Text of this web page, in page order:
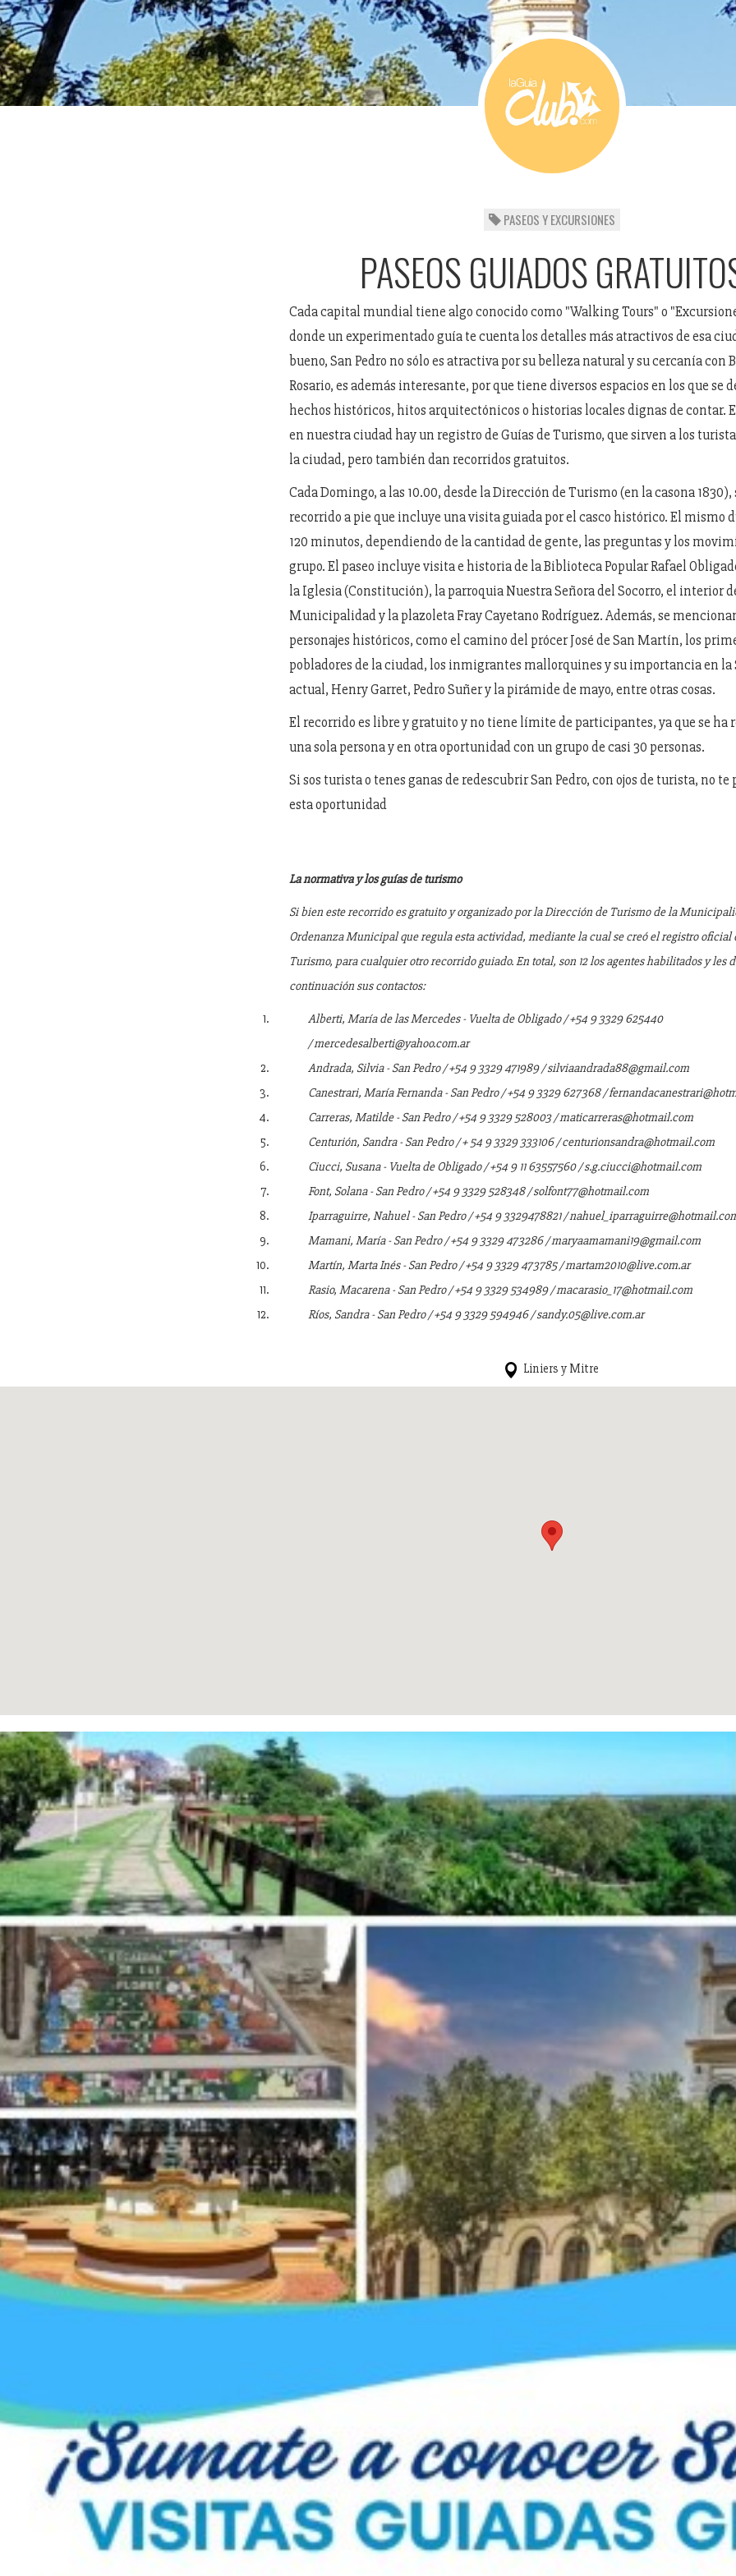
PASEOS Y EXCURSIONES
PASEOS GUIADOS
Cada capital mundial tiene algo conocido como "Walking Tours" o
donde un experimentado guía te cuenta los detalles más atractivos de esa
bueno, San Pedro no sólo es atractiva por su belleza natural y su cercanía con
Rosario, es además interesante, por que tiene diversos espacios en los que se
hechos históricos, hitos arquitectónicos o historias locales dignas de contar.
en nuestra ciudad hay un registro de Guías de Turismo, que sirven a los
la ciudad, pero también dan recorridos gratuitos.
Cada Domingo, a las 10.00, desde la Dirección de Turismo (en la casona 1830),
recorrido a pie que incluye una visita guiada por el casco histórico. El mismo
120 minutos, dependiendo de la cantidad de gente, las preguntas y los
grupo. El paseo incluye visita e historia de la Biblioteca Popular Rafael
la Iglesia (Constitución), la parroquia Nuestra Señora del Socorro, el interior
Municipalidad y la plazoleta Fray Cayetano Rodríguez. Además, se
personajes históricos, como el camino del prócer José de San Martín, los
pobladores de la ciudad, los inmigrantes mallorquines y su importancia en la
actual, Henry Garret, Pedro Suñer y la pirámide de mayo, entre otras cosas.
El recorrido es libre y gratuito y no tiene límite de participantes, ya que se ha
una sola persona y en otra oportunidad con un grupo de casi 30 personas.
Si sos turista o tenes ganas de redescubrir San Pedro, con ojos de turista, no te
esta oportunidad
La normativa y los guías de turismo
Si bien este recorrido es gratuito y organizado por la Dirección de Turismo de la
Ordenanza Municipal que regula esta actividad, mediante la cual se creó el registro oficial
Turismo, para cualquier otro recorrido guiado. En total, son 12 los agentes habilitados y les
continuación sus contactos:
Alberti, María de las Mercedes - Vuelta de Obligado / +54 9 3329 625440
/ mercedesalberti@yahoo.com.ar
Andrada, Silvia - San Pedro / +54 9 3329 471989 / silviaandrada88@gmail.com
Canestrari, María Fernanda - San Pedro / +54 9 3329 627368 /
Carreras, Matilde - San Pedro / +54 9 3329 528003 / maticarreras@hotmail.com
Centurión, Sandra - San Pedro / + 54 9 3329 333106 / centurionsandra@hotmail.com
Ciucci, Susana - Vuelta de Obligado / +54 9 11 63557560 / s.g.ciucci@hotmail.com
Font, Solana - San Pedro / +54 9 3329 528348 / solfont77@hotmail.com
Iparraguirre, Nahuel - San Pedro / +54 9 3329478821 /
Mamani, María - San Pedro / +54 9 3329 473286 / maryaamamani19@gmail.com
Martín, Marta Inés - San Pedro / +54 9 3329 473785 / martam2010@live.com.ar
Rasio, Macarena - San Pedro / +54 9 3329 534989 / macarasio_17@hotmail.com
Ríos, Sandra - San Pedro / +54 9 3329 594946 / sandy.05@live.com.ar
Liniers y Mitre